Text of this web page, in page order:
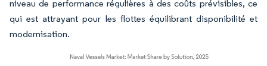
niveau de performance régulières à des coûts prévisibles, ce
qui est attrayant pour les flottes équilibrant disponibilité et
modernisation.